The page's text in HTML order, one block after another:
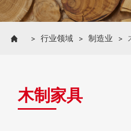
> 行业领域 > 制造业 >
木制家具